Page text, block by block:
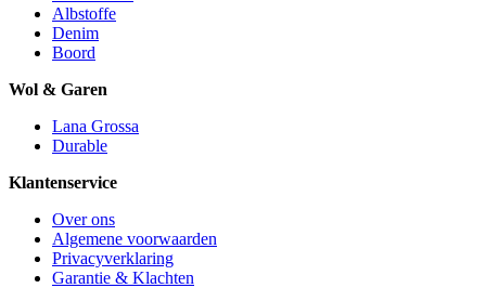
Albstoffe
Denim
Boord
Wol & Garen
Lana Grossa
Durable
Klantenservice
Over ons
Algemene voorwaarden
Privacyverklaring
Garantie & Klachten